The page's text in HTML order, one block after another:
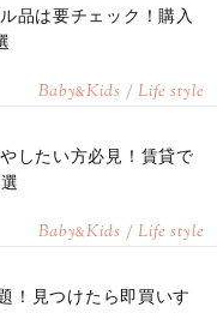
品は要チェック！購入
Baby&Kids / Life style
したい方必見！賃貸で
Baby&Kids / Life style
！見つけたら即買いす